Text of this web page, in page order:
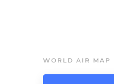
WORLD AIR MAP